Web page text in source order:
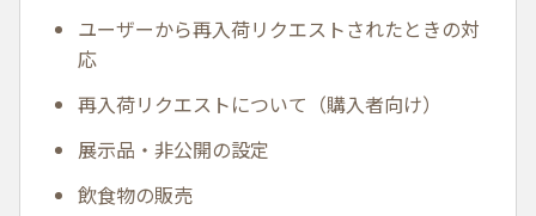
ユーザーから再入荷リクエストされたときの対
応
再入荷リクエストについて（購入者向け）
展示品・非公開の設定
飲食物の販売